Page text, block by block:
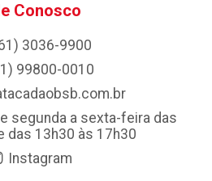
Conosco
3036-9900
99800-0010
segunda a sexta-feira das
das 13h30 às 17h30
Instagram